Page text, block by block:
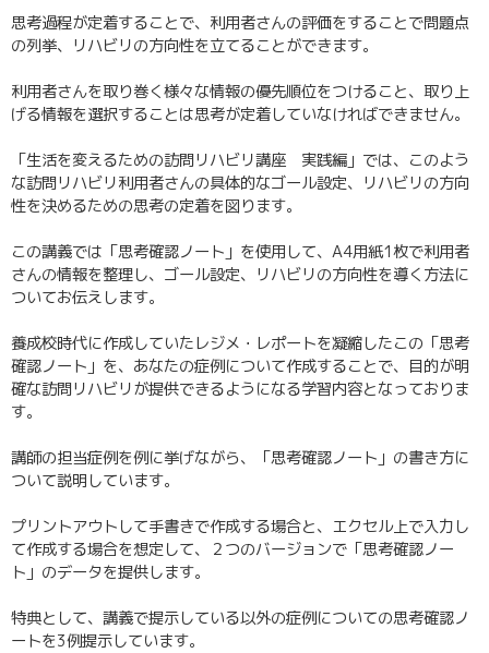
思考過程が定着することで、利用者さんの評価をすることで問題点
の列挙、リハビリの方向性を立てることができます。
利用者さんを取り巻く様々な情報の優先順位をつけること、取り上
げる情報を選択することは思考が定着していなければできません。
「生活を変えるための訪問リハビリ講座 実践編」では、このよう
な訪問リハビリ利用者さんの具体的なゴール設定、リハビリの方向
性を決めるための思考の定着を図ります。
この講義では「思考確認ノート」を使用して、A4用紙1枚で利用者
さんの情報を整理し、ゴール設定、リハビリの方向性を導く方法に
ついてお伝えします。
養成校時代に作成していたレジメ・レポートを凝縮したこの「思考
確認ノート」を、あなたの症例について作成することで、目的が明
確な訪問リハビリが提供できるようになる学習内容となっておりま
す。
講師の担当症例を例に挙げながら、「思考確認ノート」の書き方に
ついて説明しています。
プリントアウトして手書きで作成する場合と、エクセル上で入力し
て作成する場合を想定して、２つのバージョンで「思考確認ノー
ト」のデータを提供します。
特典として、講義で提示している以外の症例についての思考確認ノ
ートを3例提示しています。